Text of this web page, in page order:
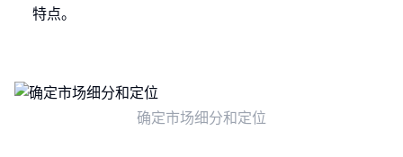
特点。
确定市场细分和定位